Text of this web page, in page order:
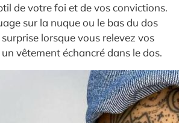
de votre foi et de vos convictions.
sur la nuque ou le bas du dos
lorsque vous relevez vos
vêtement échancré dans le dos.